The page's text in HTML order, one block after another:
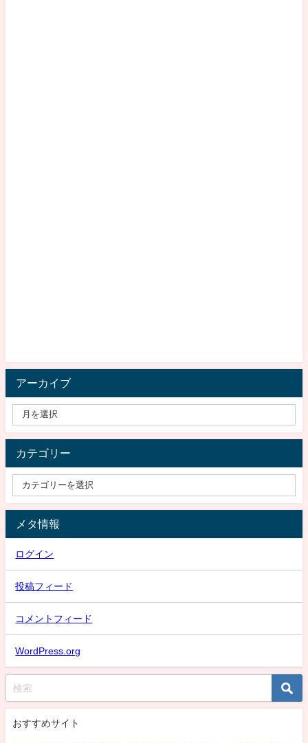
アーカイブ
カテゴリー
メタ情報
ログイン
投稿フィード
コメントフィード
WordPress.org
おすすめサイト